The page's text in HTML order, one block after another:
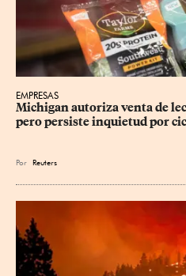
EMPRESAS
Michigan autoriza venta de
pero persiste inquietud por
Por Reuters